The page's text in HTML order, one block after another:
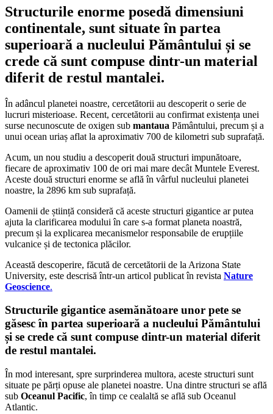
Structurile enorme posedă dimensiuni
continentale, sunt situate în partea
superioară a nucleului Pământului și se
crede că sunt compuse dintr-un material
diferit de restul mantalei.
În adâncul planetei noastre, cercetătorii au descoperit o serie de
lucruri misterioase. Recent, cercetătorii au confirmat existența unei
surse necunoscute de oxigen sub mantaua Pământului, precum și a
unui ocean uriaș aflat la aproximativ 700 de kilometri sub suprafață.
Acum, un nou studiu a descoperit două structuri impunătoare,
fiecare de aproximativ 100 de ori mai mare decât Muntele Everest.
Aceste două structuri enorme se află în vârful nucleului planetei
noastre, la 2896 km sub suprafață.
Oamenii de știință consideră că aceste structuri gigantice ar putea
ajuta la clarificarea modului în care s-a format planeta noastră,
precum și la explicarea mecanismelor responsabile de erupțiile
vulcanice și de tectonica plăcilor.
Această descoperire, făcută de cercetătorii de la Arizona State
University, este descrisă într-un articol publicat în revista Nature
Geoscience.
Structurile gigantice asemănătoare unor pete se
găsesc în partea superioară a nucleului Pământului
și se crede că sunt compuse dintr-un material diferit
de restul mantalei.
În mod interesant, spre surprinderea multora, aceste structuri sunt
situate pe părți opuse ale planetei noastre. Una dintre structuri se află
sub Oceanul Pacific, în timp ce cealaltă se află sub Oceanul
Atlantic.